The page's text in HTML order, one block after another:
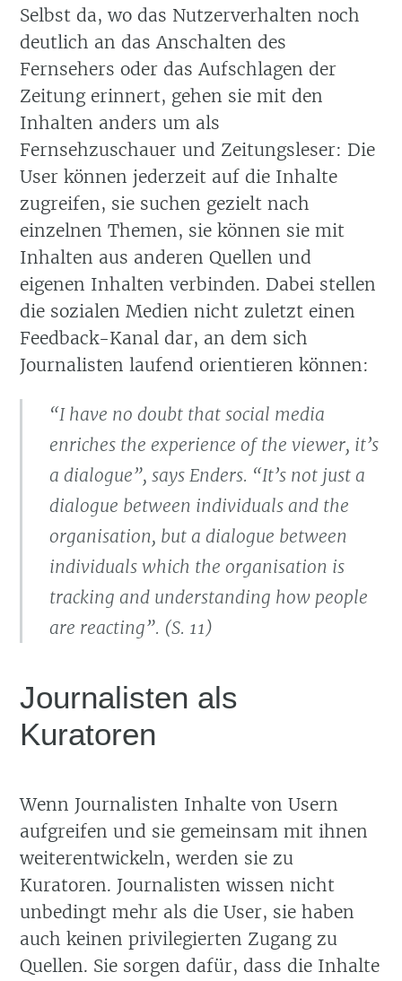
Selbst da, wo das Nutzerverhalten noch
deutlich an das Anschalten des
Fernsehers oder das Aufschlagen der
Zeitung erinnert, gehen sie mit den
Inhalten anders um als
Fernsehzuschauer und Zeitungsleser: Die
User können jederzeit auf die Inhalte
zugreifen, sie suchen gezielt nach
einzelnen Themen, sie können sie mit
Inhalten aus anderen Quellen und
eigenen Inhalten verbinden. Dabei stellen
die sozialen Medien nicht zuletzt einen
Feedback-Kanal dar, an dem sich
Journalisten laufend orientieren können:
“I have no doubt that social media
enriches the experience of the viewer, it’s
a dialogue”, says Enders. “It’s not just a
dialogue between individuals and the
organisation, but a dialogue between
individuals which the organisation is
tracking and understanding how people
are reacting”. (S. 11)
Journalisten als
Kuratoren
Wenn Journalisten Inhalte von Usern
aufgreifen und sie gemeinsam mit ihnen
weiterentwickeln, werden sie zu
Kuratoren. Journalisten wissen nicht
unbedingt mehr als die User, sie haben
auch keinen privilegierten Zugang zu
Quellen. Sie sorgen dafür, dass die Inhalte